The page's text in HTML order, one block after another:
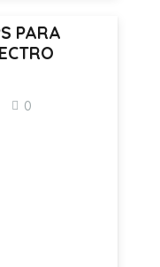
PARA
0